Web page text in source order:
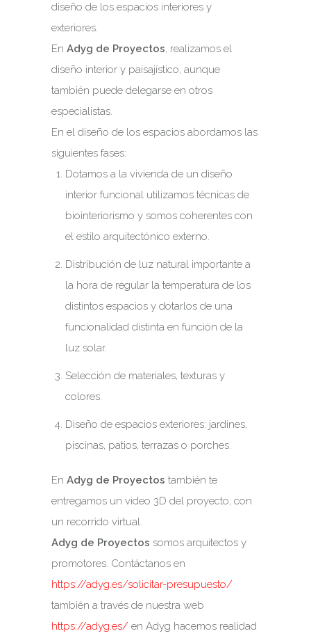
diseño de los espacios interiores y
exteriores.
En Adyg de Proyectos, realizamos el
diseño interior y paisajístico, aunque
también puede delegarse en otros
especialistas.
En el diseño de los espacios abordamos las
siguientes fases:
Dotamos a la vivienda de un diseño
interior funcional utilizamos técnicas de
biointeriorismo y somos coherentes con
el estilo arquitectónico externo.
Distribución de luz natural importante a
la hora de regular la temperatura de los
distintos espacios y dotarlos de una
funcionalidad distinta en función de la
luz solar.
Selección de materiales, texturas y
colores.
Diseño de espacios exteriores: jardines,
piscinas, patios, terrazas o porches.
En Adyg de Proyectos también te
entregamos un video 3D del proyecto, con
un recorrido virtual.
Adyg de Proyectos somos arquitectos y
promotores. Contáctanos en
https://adyg.es/solicitar-presupuesto/
también a través de nuestra web
https://adyg.es/ en Adyg hacemos realidad